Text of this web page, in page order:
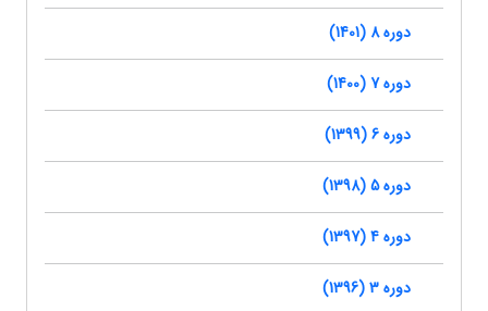
دوره 8 (1401)
دوره 7 (1400)
دوره 6 (1399)
دوره 5 (1398)
دوره 4 (1397)
دوره 3 (1396)